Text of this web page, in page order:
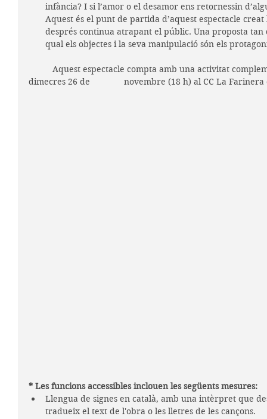
infància? I si l’amor o el desamor ens retornessin
Aquest és el punt de partida d’aquest espectacle
després continua atrapant el públic. Una proposta
qual els objectes i la seva manipulació són els
dimecres 26 de 		novembre (18 h) al CC La
* Les funcions accessibles inclouen les següents mesures:
Llengua de signes en català, amb una intèrpret que
tradueix el text de l'obra o les lletres de les cançons.